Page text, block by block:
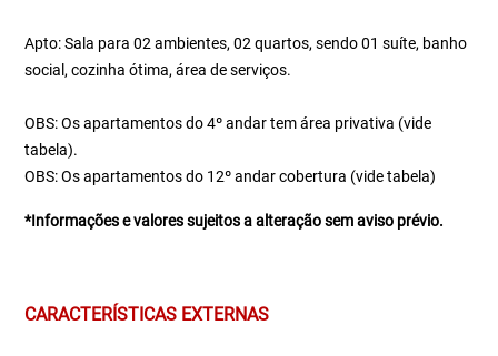
Apto: Sala para 02 ambientes, 02 quartos, sendo 01 suíte, banho
social, cozinha ótima, área de serviços.
OBS: Os apartamentos do 4º andar tem área privativa (vide
tabela).
OBS: Os apartamentos do 12º andar cobertura (vide tabela)
*Informações e valores sujeitos a alteração sem aviso prévio.
CARACTERÍSTICAS EXTERNAS